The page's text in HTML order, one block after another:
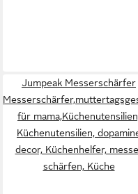
Jumpeak Messerschärfer
für
Küchenutensilien,
decor, Küchenhelfer,
schärfen, Küche